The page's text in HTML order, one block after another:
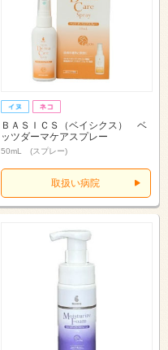
ＢＡＳＩＣＳ（ベイシクス） ベ
ッツダーマケアスプレー
50mL (スプレー)
取扱い病院